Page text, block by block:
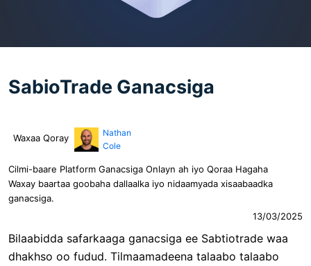
SabioTrade Ganacsiga
Waxaa Qoray
Nathan
Cole
Cilmi-baare Platform Ganacsiga Onlayn ah iyo Qoraa Hagaha
Waxay baartaa goobaha dallaalka iyo nidaamyada xisaabaadka
ganacsiga.
13/03/2025
Bilaabidda safarkaaga ganacsiga ee Sabtiotrade waa
dhakhso oo fudud. Tilmaamadeena talaabo talaabo